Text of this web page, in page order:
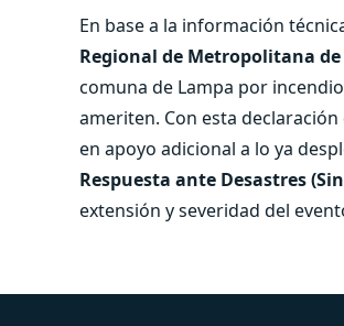
En base a la información
Regional de Metropolitana
comuna de Lampa por
ameriten. Con esta declaración
en apoyo adicional a lo ya
Respuesta ante Desastres
extensión y severidad del